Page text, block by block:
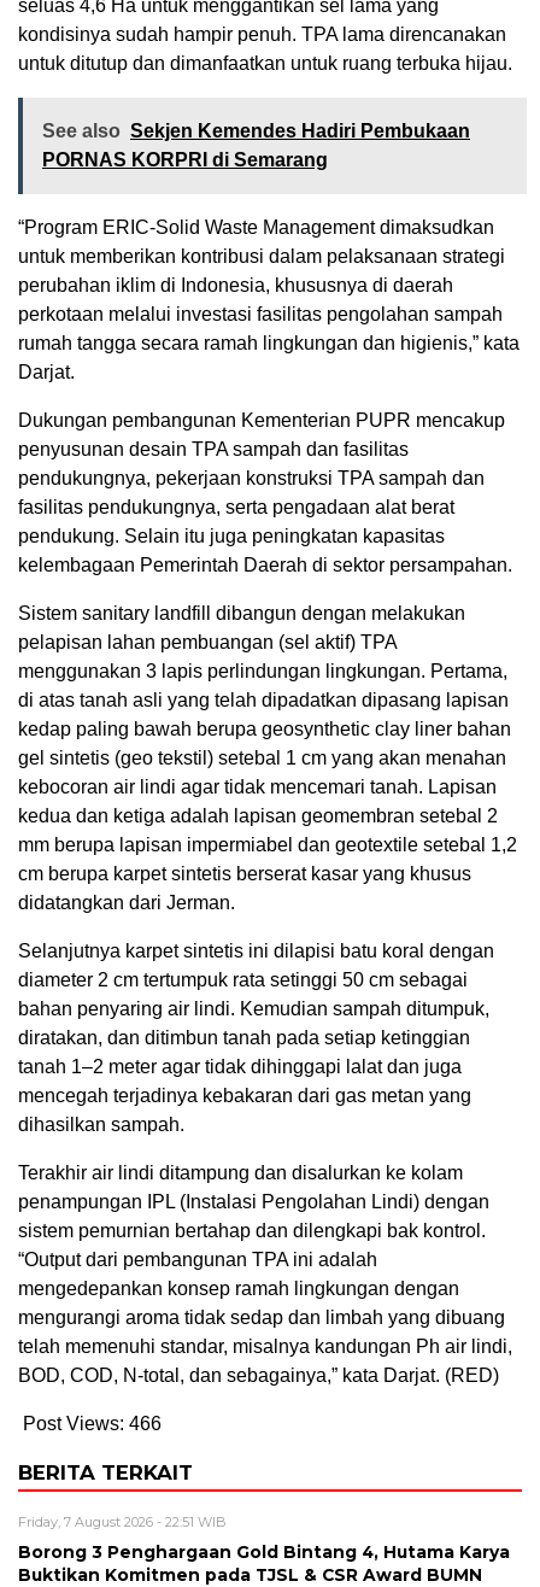
seluas 4,6 Ha untuk menggantikan sel lama yang
kondisinya sudah hampir penuh. TPA lama direncanakan
untuk ditutup dan dimanfaatkan untuk ruang terbuka hijau.
See also Sekjen Kemendes Hadiri Pembukaan
PORNAS KORPRI di Semarang
“Program ERIC-Solid Waste Management dimaksudkan
untuk memberikan kontribusi dalam pelaksanaan strategi
perubahan iklim di Indonesia, khususnya di daerah
perkotaan melalui investasi fasilitas pengolahan sampah
rumah tangga secara ramah lingkungan dan higienis,” kata
Darjat.
Dukungan pembangunan Kementerian PUPR mencakup
penyusunan desain TPA sampah dan fasilitas
pendukungnya, pekerjaan konstruksi TPA sampah dan
fasilitas pendukungnya, serta pengadaan alat berat
pendukung. Selain itu juga peningkatan kapasitas
kelembagaan Pemerintah Daerah di sektor persampahan.
Sistem sanitary landfill dibangun dengan melakukan
pelapisan lahan pembuangan (sel aktif) TPA
menggunakan 3 lapis perlindungan lingkungan. Pertama,
di atas tanah asli yang telah dipadatkan dipasang lapisan
kedap paling bawah berupa geosynthetic clay liner bahan
gel sintetis (geo tekstil) setebal 1 cm yang akan menahan
kebocoran air lindi agar tidak mencemari tanah. Lapisan
kedua dan ketiga adalah lapisan geomembran setebal 2
mm berupa lapisan impermiabel dan geotextile setebal 1,2
cm berupa karpet sintetis berserat kasar yang khusus
didatangkan dari Jerman.
Selanjutnya karpet sintetis ini dilapisi batu koral dengan
diameter 2 cm tertumpuk rata setinggi 50 cm sebagai
bahan penyaring air lindi. Kemudian sampah ditumpuk,
diratakan, dan ditimbun tanah pada setiap ketinggian
tanah 1–2 meter agar tidak dihinggapi lalat dan juga
mencegah terjadinya kebakaran dari gas metan yang
dihasilkan sampah.
Terakhir air lindi ditampung dan disalurkan ke kolam
penampungan IPL (Instalasi Pengolahan Lindi) dengan
sistem pemurnian bertahap dan dilengkapi bak kontrol.
“Output dari pembangunan TPA ini adalah
mengedepankan konsep ramah lingkungan dengan
mengurangi aroma tidak sedap dan limbah yang dibuang
telah memenuhi standar, misalnya kandungan Ph air lindi,
BOD, COD, N-total, dan sebagainya,” kata Darjat. (RED)
Post Views: 466
BERITA TERKAIT
Friday, 7 August 2026 - 22:51 WIB
Borong 3 Penghargaan Gold Bintang 4, Hutama Karya
Buktikan Komitmen pada TJSL & CSR Award BUMN